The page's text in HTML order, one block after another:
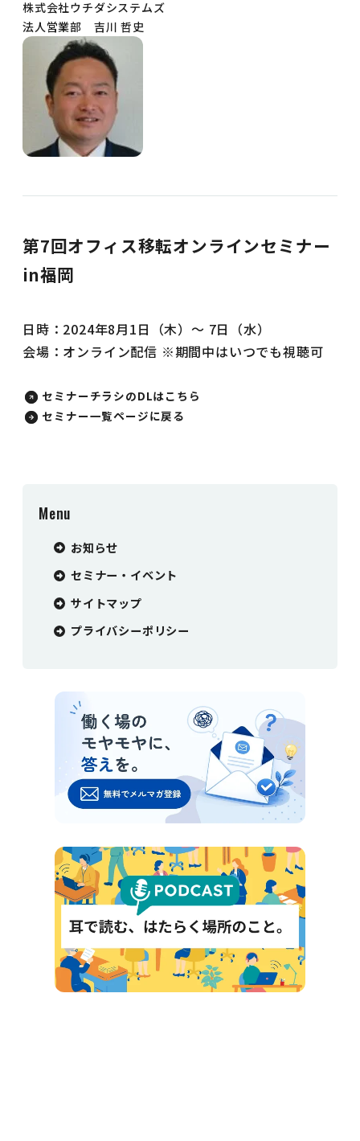
株式会社ウチダシステムズ
法人営業部 吉川 哲史
第7回オフィス移転オンラインセミナー
in福岡
日時：2024年8月1日（木）～ 7日（水）
会場：オンライン配信 ※期間中はいつでも視聴可
セミナーチラシのDLはこちら
セミナー一覧ページに戻る
Menu
お知らせ
セミナー・イベント
サイトマップ
プライバシーポリシー